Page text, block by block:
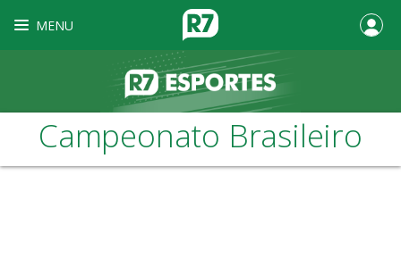
MENU
Campeonato Brasileiro